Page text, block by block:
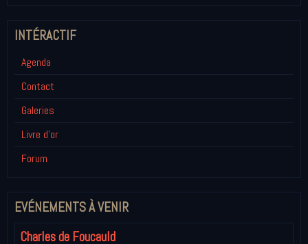
INTÉRACTIF
Agenda
Contact
Galeries
Livre d'or
Forum
EVÉNEMENTS À VENIR
Charles de Foucauld